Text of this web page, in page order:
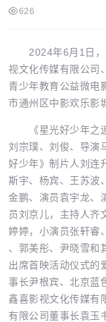
626
2024年6月1日，
视文化传媒有限公司
青少年教育公益微电
市通州区中影欢乐影
《星光好少年之追
刘宗璞、刘俊、导演
好少年》制片人刘连
斯宇、杨宾、王苏波
金鹏、演员袁宇龙、
员刘京儿，主持人齐
婷婷，小演员张轩睿
、郭美彤、尹晓雪和
出席首映活动仪式的
事长尹根宾、北京蓝
鑫喜影视文化传媒有
有限公司董事长袁玉